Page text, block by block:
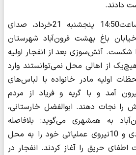
دادند.
به گزارش همشهری، ساعت‌14:50 پنجشنبه 21خرداد، صدای
باغ بهشت فرون‌آباد شهرستان
آتش‌سوزی بعد از انفجار اولیه
از اهالی محل نمی‌توانستند وارد
اولیه مادر خانواده با لباس‌های
آمد و با گریه و فریاد از مردم
را نجات دهند. ابوالفضل خارستانی،
به همشهری می‌گوید: بلافاصله
4دستگاه خودروی امدادی و 10نیروی عملیاتی خود را به محل
اطفای حریق را آغاز کردند. انفجار در